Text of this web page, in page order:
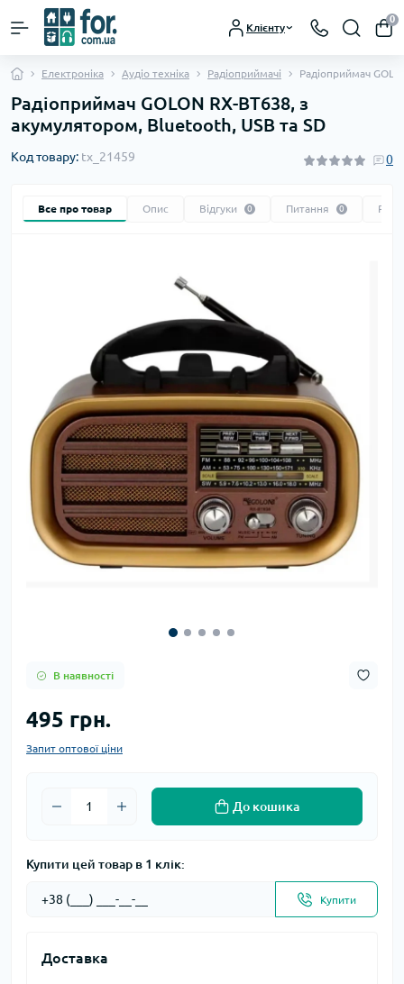
Клієнту
0
Електроніка Аудіо техніка Радіоприймачі Радіоприймач
Радіоприймач GOLON RX-BT638, з
акумулятором, Bluetooth, USB та SD
Код товару: tx_21459 0
Все про товар Опис Відгуки 0 Питання 0
В наявності
495 грн.
Запит оптової ціни
До кошика
Купити цей товар в 1 клік:
Купити
Доставка